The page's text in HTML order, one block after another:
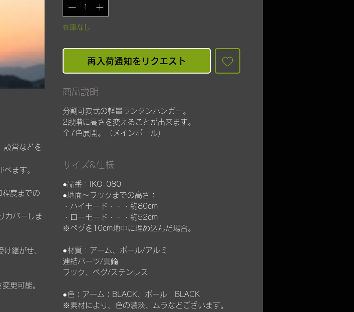
設営などを
ます。
程度までの
カバーしま
継がせ、
更可能。
在庫なし
再入荷通知をリクエスト
商品説明
分割可変式の軽量ランタンハンガー。
2段階に高さを変えることが出来ます。
全7色展開。（メインポール）
サイズ&仕様
●品番：IKO-080
●地面～フックまでの高さ：
・ハイモード・・・約80cm
・ローモード・・・約52cm
※ペグを10cm地中に埋め込んだ場合。
●材質：アーム、ポール/アルミ
連結パーツ/真鍮
フック、ペグ/ステンレス
●色：アーム：BLACK、ポール：BLACK
※素材により、色の濃淡、ムラなどございます。